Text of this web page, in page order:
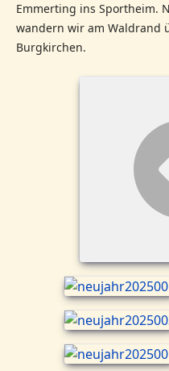
Emmerting ins Sportheim.
wandern wir am Waldrand
Burgkirchen.